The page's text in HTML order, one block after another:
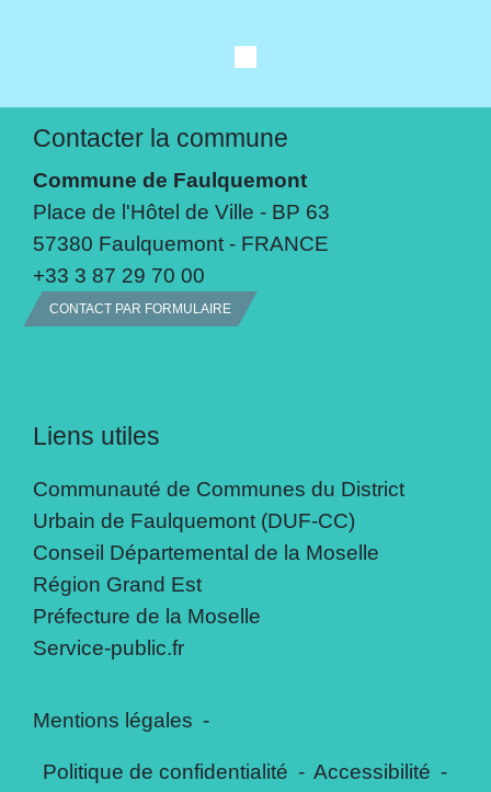
Contacter la commune
Commune de Faulquemont
Place de l'Hôtel de Ville - BP 63
57380 Faulquemont - FRANCE
+33 3 87 29 70 00
CONTACT PAR FORMULAIRE
Liens utiles
Communauté de Communes du District
Urbain de Faulquemont (DUF-CC)
Conseil Départemental de la Moselle
Région Grand Est
Préfecture de la Moselle
Service-public.fr
Mentions légales -
Politique de confidentialité - Accessibilité -